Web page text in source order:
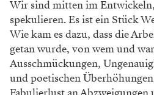
Wir sind mitten im
spekulieren. Es ist ein Stück
Wie kam es dazu, dass die
getan wurde, von wem und
Ausschmückungen,
und poetischen